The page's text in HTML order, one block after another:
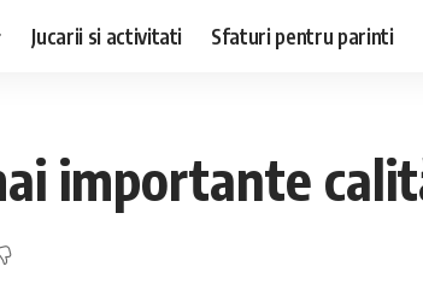
Jucarii si activitati Sfaturi pentru parinti
importante